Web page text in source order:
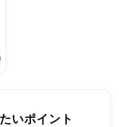
いポイント